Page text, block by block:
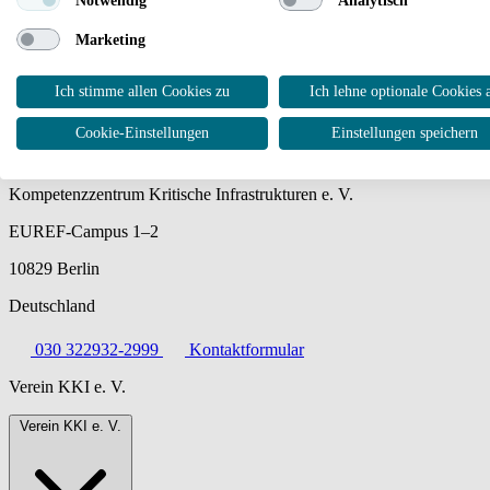
Kompetenzzentrum Kritische Infrastrukturen e. V.
EUREF-Campus 1–2
10829 Berlin
Deutschland
030 322932-2999
Kontaktformular
Verein KKI e. V.
Verein KKI e. V.
Marketing
Ich stimme allen Cookies zu Ich lehne optionale Cookies
Cookie-Einstellungen Einstellungen speichern